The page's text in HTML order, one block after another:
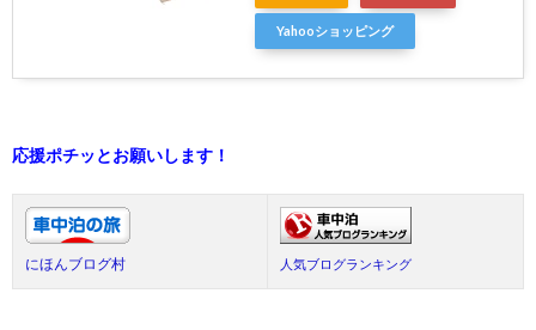
Yahooショッピング
応援ポチッとお願いします！
にほんブログ村 人気ブログランキング